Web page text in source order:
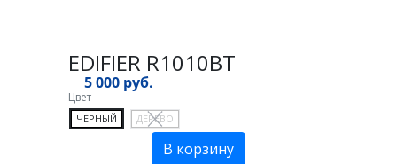
EDIFIER R1010BT
5 000 руб.
Цвет
ЧЕРНЫЙ ДЕРЕВО
В корзину